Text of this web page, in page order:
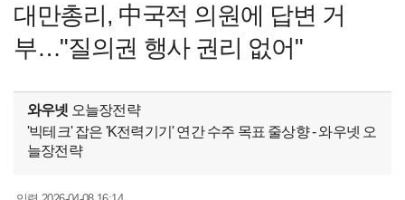
대만총리, 中국적 의원에 답변 거
부…"질의권 행사 권리 없어"
와우넷 오늘장전략
'빅테크' 잡은 'K전력기기' 연간 수주 목표 줄상향 - 와우넷 오
늘장전략